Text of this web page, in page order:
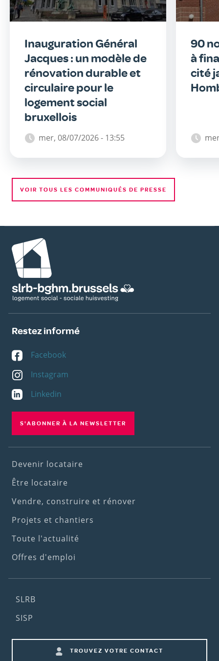
Inauguration Général
Jacques : un modèle de
rénovation durable et
circulaire pour le
logement social
bruxellois
mer, 08/07/2026 - 13:55
90
à
cité
VOIR TOUS LES COMMUNIQUÉS DE PRESSE
Image
Restez informé
Facebook
Instagram
Linkedin
S'ABONNER À LA NEWSLETTER
Footer
(1st
menu)
Devenir locataire
Être locataire
Vendre, construire et rénover
Projets et chantiers
Toute l'actualité
Offres d'emploi
Footer
(2nd
SLRB
SISP
Footer
TROUVEZ VOTRE CONTACT